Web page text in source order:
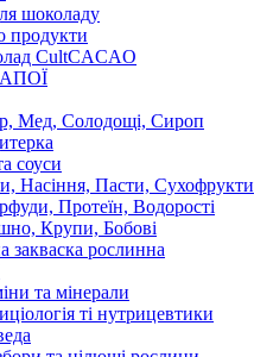
шоколаду
продукти
CultCACAO
Мед, Солодощі, Сироп
соуси
Насіння, Пасти, Сухофрукти
Протеїн, Водорості
Крупи, Бобові
закваска рослинна
та мінерали
ті нутрицевтики